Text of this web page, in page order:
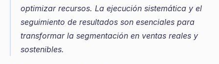
optimizar recursos. La ejecución sistemática y el
seguimiento de resultados son esenciales para
transformar la segmentación en ventas reales y
sostenibles.